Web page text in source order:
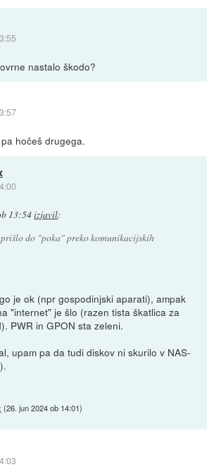
nastalo škodo?
hočeš drugega.
13:54izjavil:
do "poka" preko komunikacijskih
je ok (npr gospodinjski aparati), ampak
"internet" je šlo (razen tista škatlica za
PWR in GPON sta zeleni.
upam pa da tudi diskov ni skurilo v NAS-
(26. jun 2024 ob 14:01)